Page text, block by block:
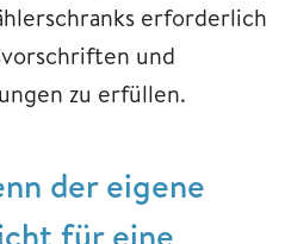
erforderlich
und
zu erfüllen.
der eigene